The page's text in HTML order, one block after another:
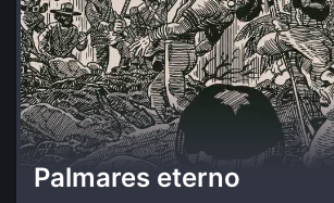
Palmares eterno